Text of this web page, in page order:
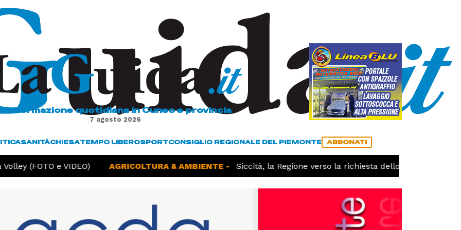
L'informazione quotidiana in Cuneo e provincia
7 agosto 2026
SANITÀCHIESATEMPO LIBEROSPORTCONSIGLIO REGIONALE DEL PIEMONTE ABBONATI
(FOTO e VIDEO) AGRICOLTURA & AMBIENTE - Siccità, la Regione verso la richiesta dello stato di